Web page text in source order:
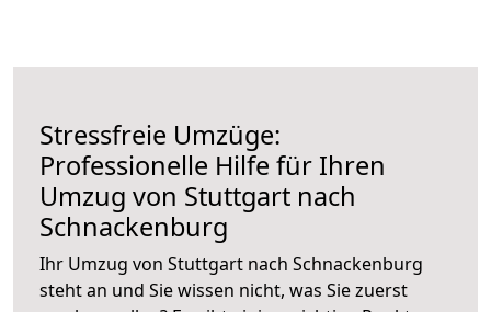
Stressfreie Umzüge:
Professionelle Hilfe für Ihren
Umzug von Stuttgart nach
Schnackenburg
Ihr Umzug von Stuttgart nach Schnackenburg
steht an und Sie wissen nicht, was Sie zuerst